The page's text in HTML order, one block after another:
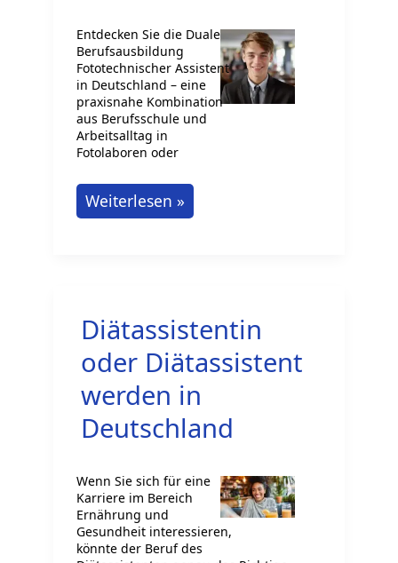
Entdecken Sie die Duale
Berufsausbildung
Fototechnischer Assistent
in Deutschland – eine
praxisnahe Kombination
aus Berufsschule und
Arbeitsalltag in
Fotolaboren oder
Duale
Weiterlesen »
Diätassistentin
oder Diätassistent
werden in
Deutschland
Wenn Sie sich für eine
Karriere im Bereich
Ernährung und
Gesundheit interessieren,
könnte der Beruf des